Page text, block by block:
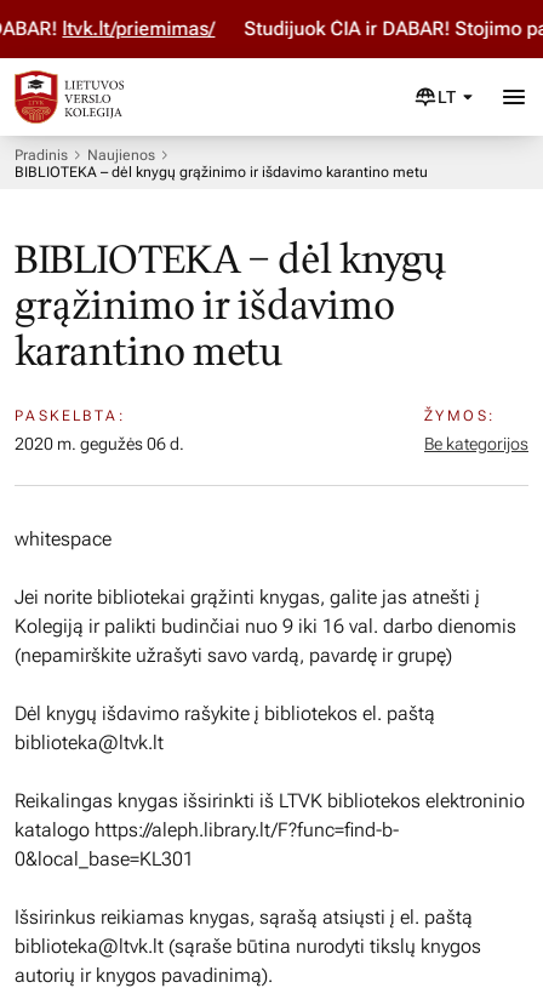
ltvk.lt/priemimas/ Studijuok ČIA ir DABAR! Stojimo
LT
Pradinis
Naujienos
BIBLIOTEKA – dėl knygų grąžinimo ir išdavimo karantino metu
BIBLIOTEKA – dėl knygų
grąžinimo ir išdavimo
karantino metu
PASKELBTA:
2020 m. gegužės 06 d.
ŽYMOS:
Be kategorijos
whitespace
Jei norite bibliotekai grąžinti knygas, galite jas atnešti į
Kolegiją ir palikti budinčiai nuo 9 iki 16 val. darbo dienomis
(nepamirškite užrašyti savo vardą, pavardę ir grupę)
Dėl knygų išdavimo rašykite į bibliotekos el. paštą
biblioteka@ltvk.lt
Reikalingas knygas išsirinkti iš LTVK bibliotekos elektroninio
katalogo https://aleph.library.lt/F?func=find-b-
0&local_base=KL301
Išsirinkus reikiamas knygas, sąrašą atsiųsti į el. paštą
biblioteka@ltvk.lt (sąraše būtina nurodyti tikslų knygos
autorių ir knygos pavadinimą).